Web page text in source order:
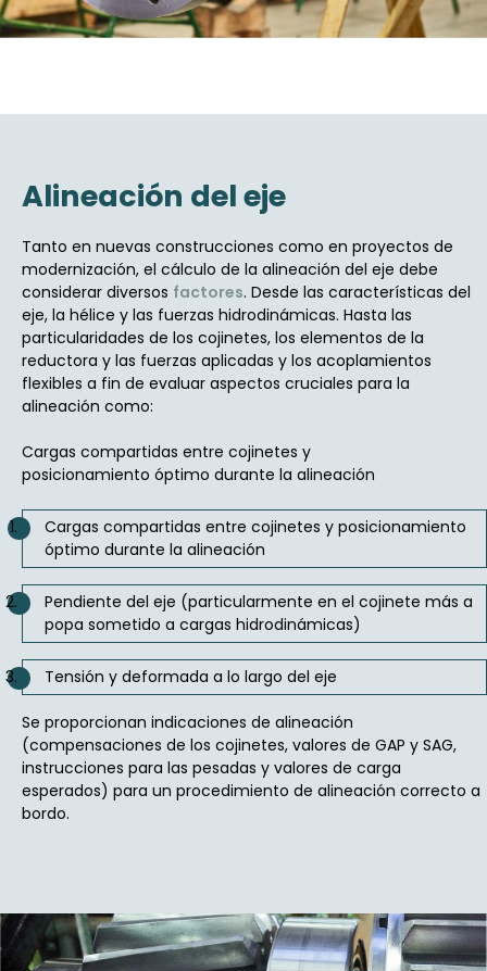
Alineación del eje
Tanto en nuevas construcciones como en proyectos de
modernización, el cálculo de la alineación del eje debe
considerar diversos factores. Desde las características del
eje, la hélice y las fuerzas hidrodinámicas. Hasta las
particularidades de los cojinetes, los elementos de la
reductora y las fuerzas aplicadas y los acoplamientos
flexibles a fin de evaluar aspectos cruciales para la
alineación como:
Cargas compartidas entre cojinetes y
posicionamiento óptimo durante la alineación
Cargas compartidas entre cojinetes y posicionamiento
óptimo durante la alineación
Pendiente del eje (particularmente en el cojinete más a
popa sometido a cargas hidrodinámicas)
Tensión y deformada a lo largo del eje
Se proporcionan indicaciones de alineación
(compensaciones de los cojinetes, valores de GAP y SAG,
instrucciones para las pesadas y valores de carga
esperados) para un procedimiento de alineación correcto a
bordo.